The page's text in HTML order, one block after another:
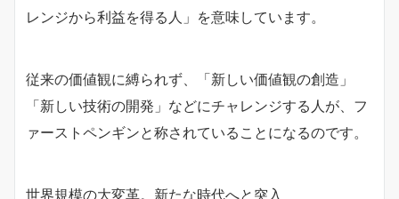
レンジから利益を得る人」を意味しています。
従来の価値観に縛られず、「新しい価値観の創造」
「新しい技術の開発」などにチャレンジする人が、フ
ァーストペンギンと称されていることになるのです。
世界規模の大変革。新たな時代へと突入